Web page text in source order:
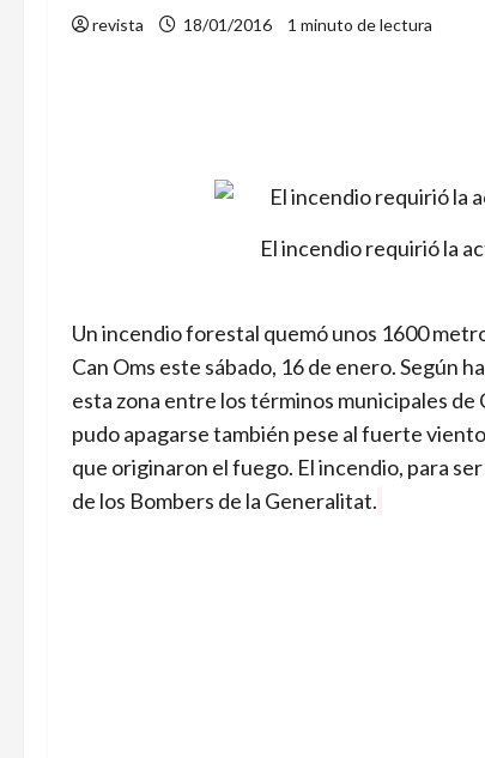
revista 18/01/2016 1 minuto de lectura
El incendio requirió la
Un incendio forestal quemó unos 1600
Can Oms este sábado, 16 de enero. Según
esta zona entre los términos municipales
pudo apagarse también pese al fuerte
que originaron el fuego. El incendio, para
de los Bombers de la Generalitat.